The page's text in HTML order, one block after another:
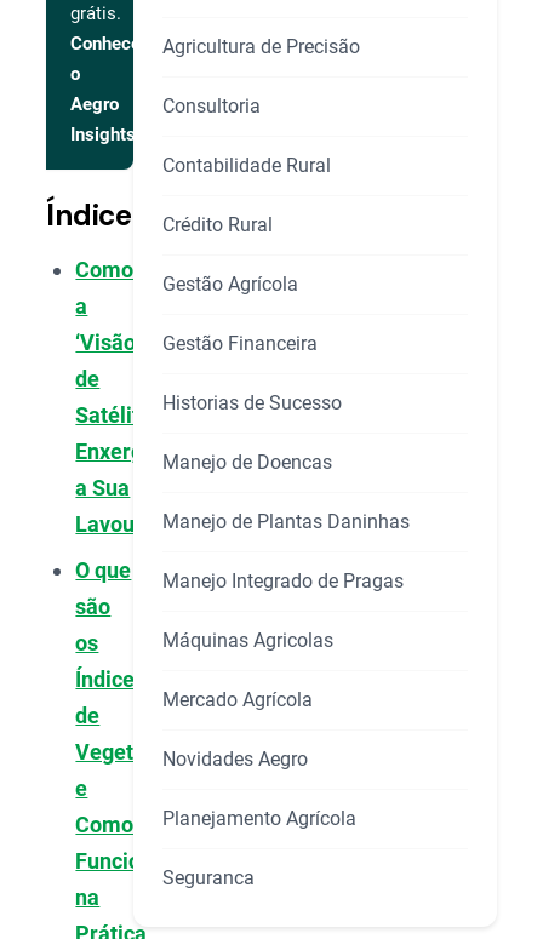
grátis.
Conhecer
o
Aegro
Insights
Índice
Como
a
‘Visão
de
Satélite’
Enxerga
a Sua
Lavoura?
O que
são
os
Índices
de
Vegetação
e
Como
Funcionam
na
Prática
Agricultura de Precisão
Consultoria
Contabilidade Rural
Crédito Rural
Gestão Agrícola
Gestão Financeira
Historias de Sucesso
Manejo de Doencas
Manejo de Plantas Daninhas
Manejo Integrado de Pragas
Máquinas Agricolas
Mercado Agrícola
Novidades Aegro
Planejamento Agrícola
Seguranca